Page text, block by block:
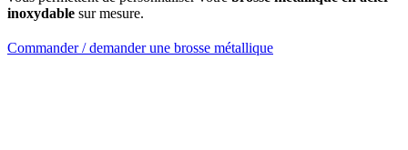
inoxydable sur mesure.
Commander / demander une brosse métallique